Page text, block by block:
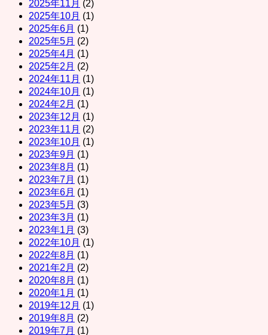
2025年11月 (2)
2025年10月 (1)
2025年6月 (1)
2025年5月 (2)
2025年4月 (1)
2025年2月 (2)
2024年11月 (1)
2024年10月 (1)
2024年2月 (1)
2023年12月 (1)
2023年11月 (2)
2023年10月 (1)
2023年9月 (1)
2023年8月 (1)
2023年7月 (1)
2023年6月 (1)
2023年5月 (3)
2023年3月 (1)
2023年1月 (3)
2022年10月 (1)
2022年8月 (1)
2021年2月 (2)
2020年8月 (1)
2020年1月 (1)
2019年12月 (1)
2019年8月 (2)
2019年7月 (1)